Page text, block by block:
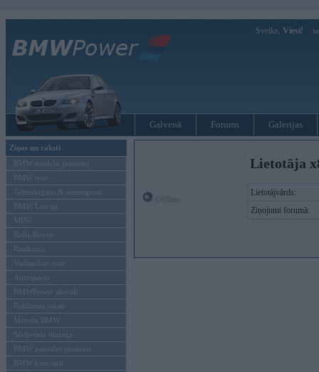
Sveiks, Viesi!
Galvenā Forums Galerijas
Ziņas un raksti
BMW modeļu jaunumi
BMW testi
Tehnoloģijas & sasniegumi
BMW Latvijā
MINI
Rolls-Royce
Pasākumi
Vadāmības tests
Autosports
BMWPower aktuāli
Reklāmas raksti
Mēneša BMW
Sērijveida tūnings
BMW pasaules jaunumi
BMW koncepti
Lietotāja
Lietotājvārds:
Ziņojumi forumā: